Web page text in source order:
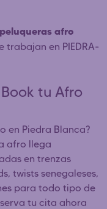
afro
trabajan en PIEDRA-
tu Afro
en Piedra Blanca?
afro llega
en trenzas
twists senegaleses,
para todo tipo de
tu cita ahora